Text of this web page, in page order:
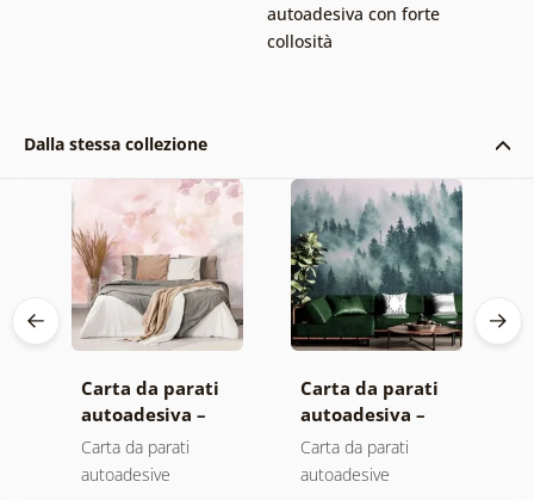
autoadesiva con forte
collosità
Dalla stessa collezione
Carta da parati
autoadesiva –
Foglie con
sfumatura
Carta da parati
autoadesive
Carta da parati
autoadesiva –
Foresta nella
nebbia
Carta da parati
autoadesive